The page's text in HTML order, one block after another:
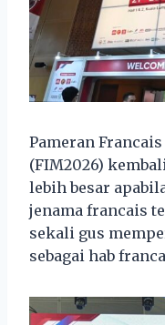
Pameran
(FIM2026)
lebih besar
jenama francais
sekali gus
sebagai hab